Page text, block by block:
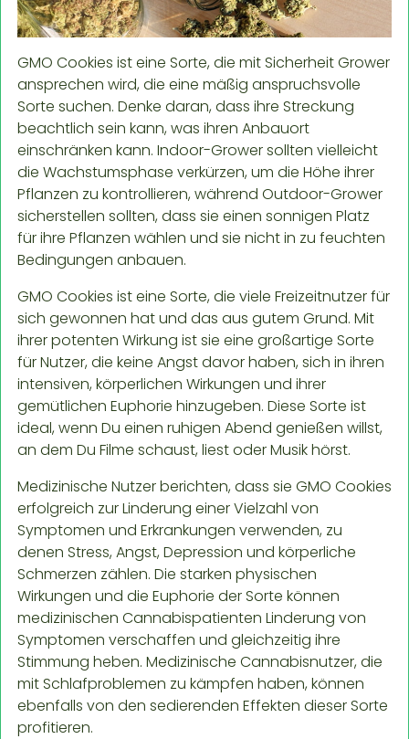
GMO Cookies ist eine Sorte, die mit Sicherheit Grower
ansprechen wird, die eine mäßig anspruchsvolle
Sorte suchen. Denke daran, dass ihre Streckung
beachtlich sein kann, was ihren Anbauort
einschränken kann. Indoor-Grower sollten vielleicht
die Wachstumsphase verkürzen, um die Höhe ihrer
Pflanzen zu kontrollieren, während Outdoor-Grower
sicherstellen sollten, dass sie einen sonnigen Platz
für ihre Pflanzen wählen und sie nicht in zu feuchten
Bedingungen anbauen.
GMO Cookies ist eine Sorte, die viele Freizeitnutzer für
sich gewonnen hat und das aus gutem Grund. Mit
ihrer potenten Wirkung ist sie eine großartige Sorte
für Nutzer, die keine Angst davor haben, sich in ihren
intensiven, körperlichen Wirkungen und ihrer
gemütlichen Euphorie hinzugeben. Diese Sorte ist
ideal, wenn Du einen ruhigen Abend genießen willst,
an dem Du Filme schaust, liest oder Musik hörst.
Medizinische Nutzer berichten, dass sie GMO Cookies
erfolgreich zur Linderung einer Vielzahl von
Symptomen und Erkrankungen verwenden, zu
denen Stress, Angst, Depression und körperliche
Schmerzen zählen. Die starken physischen
Wirkungen und die Euphorie der Sorte können
medizinischen Cannabispatienten Linderung von
Symptomen verschaffen und gleichzeitig ihre
Stimmung heben. Medizinische Cannabisnutzer, die
mit Schlafproblemen zu kämpfen haben, können
ebenfalls von den sedierenden Effekten dieser Sorte
profitieren.